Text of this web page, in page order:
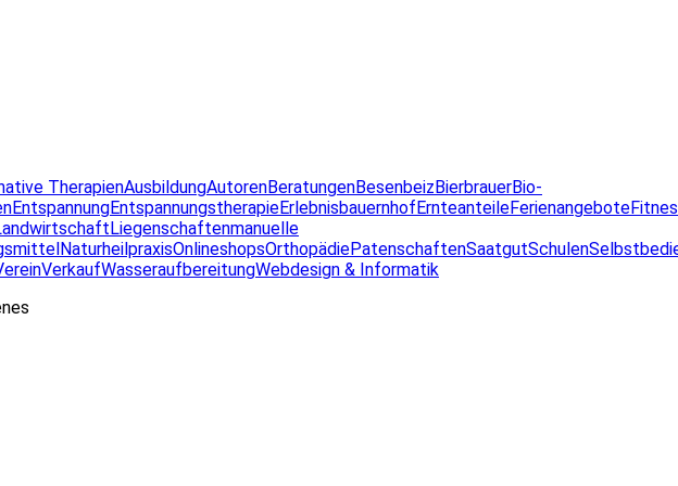
TherapienAusbildungAutorenBeratungenBesenbeizBierbrauerBio-
EntspannungEntspannungstherapieErlebnisbauernhofErnteanteileFerienangebote
Liegenschaftenmanuelle
NaturheilpraxisOnlineshopsOrthopädiePatenschaftenSaatgutSchulen
VerkaufWasseraufbereitungWebdesign & Informatik